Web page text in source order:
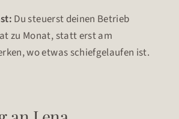
Du steuerst deinen Betrieb
zu Monat, statt erst am
wo etwas schiefgelaufen ist.